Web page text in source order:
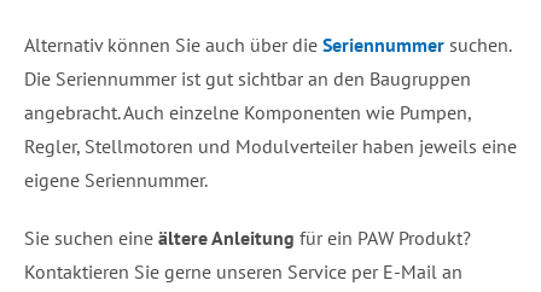
Alternativ können Sie auch über die Seriennummer suchen.
Die Seriennummer ist gut sichtbar an den Baugruppen
angebracht. Auch einzelne Komponenten wie Pumpen,
Regler, Stellmotoren und Modulverteiler haben jeweils eine
eigene Seriennummer.
Sie suchen eine ältere Anleitung für ein PAW Produkt?
Kontaktieren Sie gerne unseren Service per E-Mail an